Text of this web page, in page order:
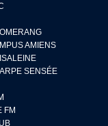
AMIENS
SENSÉE
FM